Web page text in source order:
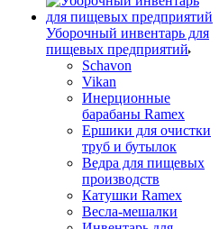
Уборочный инвентарь для
пищевых предприятий
Schavon
Vikan
Инерционные
барабаны Ramex
Ершики для очистки
труб и бутылок
Ведра для пищевых
производств
Катушки Ramex
Весла-мешалки